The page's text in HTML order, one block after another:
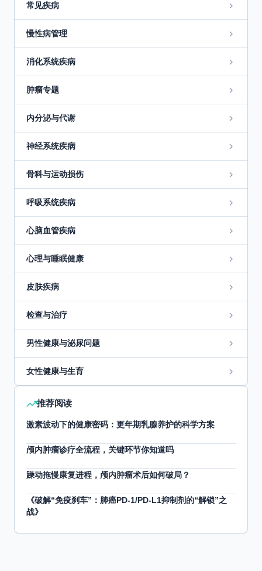
常见疾病
慢性病管理
消化系统疾病
肿瘤专题
内分泌与代谢
神经系统疾病
骨科与运动损伤
呼吸系统疾病
心脑血管疾病
心理与睡眠健康
皮肤疾病
检查与治疗
男性健康与泌尿问题
女性健康与生育
推荐阅读
激素波动下的健康密码：更年期乳腺养护的科学方案
颅内肿瘤诊疗全流程，关键环节你知道吗
躁动拖慢康复进程，颅内肿瘤术后如何破局？
《破解“免疫刹车”：肺癌PD-1/PD-L1抑制剂的“解锁”之
战》